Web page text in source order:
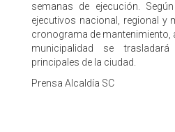
semanas de ejecución.
ejecutivos nacional, regional y
cronograma de mantenimiento,
municipalidad se
principales de la ciudad.
Prensa Alcaldía SC